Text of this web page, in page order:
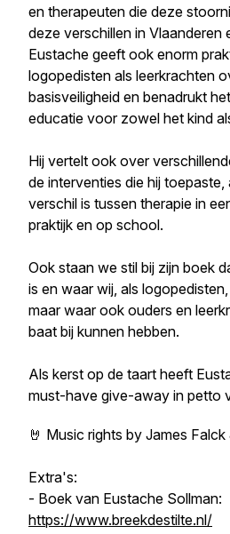
en therapeuten die deze
deze verschillen in Vlaanderen
Eustache geeft ook enorm
logopedisten als leerkrachten
basisveiligheid en benadrukt
educatie voor zowel het kind
Hij vertelt ook over
de interventies die hij
verschil is tussen therapie in
praktijk en op school.
Ook staan we stil bij zijn boek
is en waar wij, als
maar waar ook ouders en
baat bij kunnen hebben.
Als kerst op de taart heeft
must-have give-away in petto
🤘 Music rights by James
Extra's:
- Boek van Eustache Sollman:
https://www.breekdestilte.nl/